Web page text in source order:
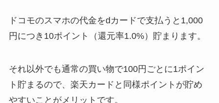
ドコモのスマホの代金をdカードで支払うと1,000
円につき10ポイント（還元率1.0%）貯まります。
それ以外でも通常の買い物で100円ごとに1ポイン
ト貯まるので、楽天カードと同様ポイントが貯め
やすいことがメリットです。